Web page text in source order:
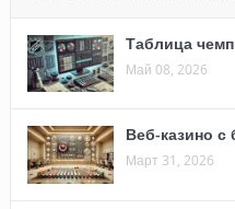
Таблица
Май 08, 2026
Веб-казино с
Март 31, 2026